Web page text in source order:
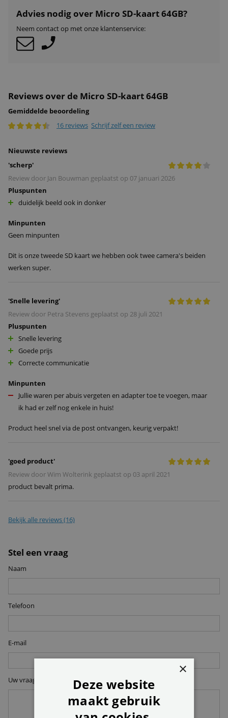
Advies nodig over Micro SD-kaart 64GB?
Neem contact op met onze klantenservice:
Reviews over de Micro SD-kaart 64GB
Gemiddelde beoordeling
16 reviews Schrijf zelf een review
Nieuwste reviews
'scherp'
Review door Jan Bouwman geplaatst op 07 januari 2026
Pluspunten
duidelijk beeld ook in donker
Minpunten
Geen minpunten
Dit is onze tweede SD kaart we hebben ook twee camera's beiden
werken super.
'Snelle levering'
Review door Petra Stevens geplaatst op 28 juli 2021
Pluspunten
Snelle levering
Goede prijs
Correcte communicatie
Minpunten
Jullie waren per abuis vergeten en adapter toe te voegen, maar
ik had er zelf nog enkele in huis!
Product heel snel via de post ontvangen, keurig verpakt!
'goed product'
Review doorWim Wolterink geplaatst op 03 april 2021
product bevalt prima.
Bekijk alle reviews (16)
Stel een vraag
Naam
Telefoon
E-mail
Uw vraag
×
Deze website
maakt gebruik